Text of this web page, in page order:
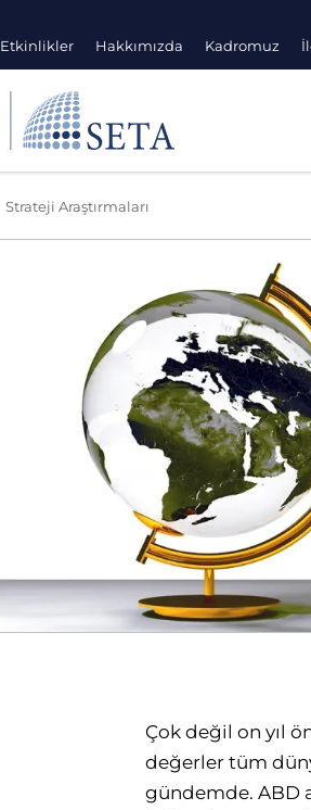
Etkinlikler Hakkımızda Kadromuz
Strateji Araştırmaları
Çok değil on yıl
değerler tüm
gündemde. ABD